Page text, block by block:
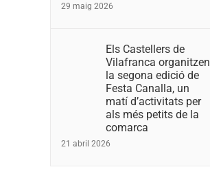
29 maig 2026
Els Castellers de
Vilafranca organitzen
la segona edició de
Festa Canalla, un
matí d’activitats per
als més petits de la
comarca
21 abril 2026